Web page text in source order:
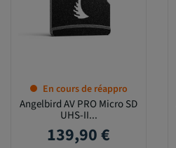
En cours de réappro
Angelbird AV PRO Micro SD
UHS-II...
Prix
139,90 €